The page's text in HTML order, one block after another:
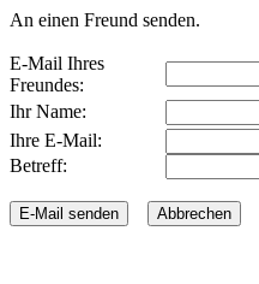
An einen Freund senden.
E-Mail Ihres
Freundes:
Ihr Name:
Ihre E-Mail:
Betreff: